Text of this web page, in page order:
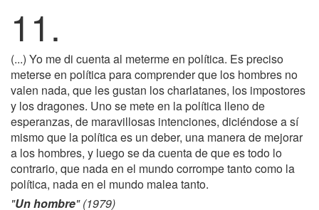
11.
(...) Yo me di cuenta al meterme en política. Es preciso
meterse en política para comprender que los hombres no
valen nada, que les gustan los charlatanes, los impostores
y los dragones. Uno se mete en la política lleno de
esperanzas, de maravillosas intenciones, diciéndose a sí
mismo que la política es un deber, una manera de mejorar
a los hombres, y luego se da cuenta de que es todo lo
contrario, que nada en el mundo corrompe tanto como la
política, nada en el mundo malea tanto.
"Un hombre" (1979)